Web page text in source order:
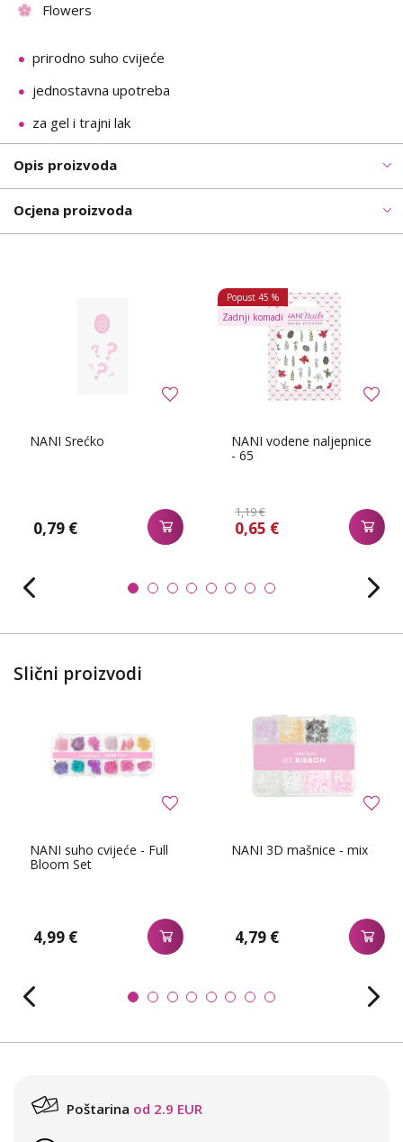
Flowers
prirodno suho cvijeće
jednostavna upotreba
za gel i trajni lak
Opis proizvoda
Ocjena proizvoda
NANI Srećko
0,79 €
NANI vodene naljepnice
- 65
1,19 €
0,65 €
Popust 45 %
Zadnji komadi
Slični proizvodi
NANI suho cvijeće - Full
Bloom Set
4,99 €
NANI 3D mašnice - mix
4,79 €
Poštarina od 2.9 EUR